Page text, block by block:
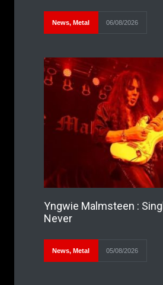
News, Metal 06/08/2026
Yngwie Malmsteen :
Never
News, Metal 05/08/2026